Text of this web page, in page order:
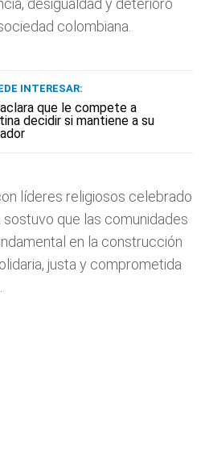
desigualdad y deterioro
colombiana.
INTERESAR:
que le compete a
decidir si mantiene a su
líderes religiosos celebrado
sostuvo que las comunidades
en la construcción
justa y comprometida